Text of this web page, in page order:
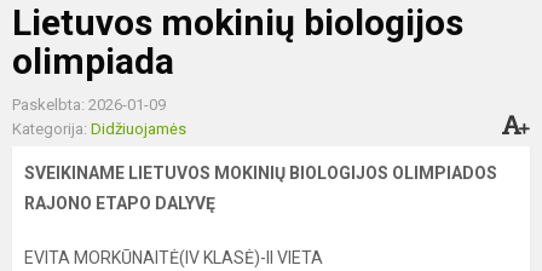
Lietuvos mokinių biologijos
olimpiada
Paskelbta: 2026-01-09
Kategorija: Didžiuojamės
SVEIKINAME LIETUVOS MOKINIŲ BIOLOGIJOS OLIMPIADOS
RAJONO ETAPO DALYVĘ
EVITA MORKŪNAITĖ(IV KLASĖ)-II VIETA